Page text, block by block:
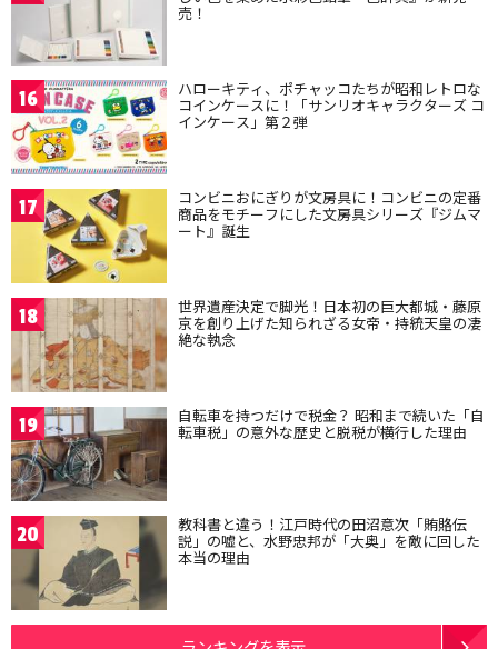
売！
16 ハローキティ、ポチャッコたちが昭和レトロな
コインケースに！「サンリオキャラクターズ コ
インケース」第２弾
17 コンビニおにぎりが文房具に！コンビニの定番
商品をモチーフにした文房具シリーズ『ジムマ
ート』誕生
18 世界遺産決定で脚光！日本初の巨大都城・藤原
京を創り上げた知られざる女帝・持統天皇の凄
絶な執念
19 自転車を持つだけで税金？ 昭和まで続いた「自
転車税」の意外な歴史と脱税が横行した理由
20 教科書と違う！江戸時代の田沼意次「賄賂伝
説」の嘘と、水野忠邦が「大奥」を敵に回した
本当の理由